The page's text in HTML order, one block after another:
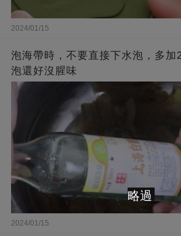
2024/01/15
泡海帶時，不要直接下水泡，多加
泡還好沒腥味
2024/01/15
略過